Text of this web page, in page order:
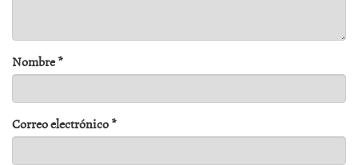
Nombre*
Correo electrónico*